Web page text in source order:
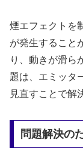
煙エフェクトを
が発生すること
り、動きが滑ら
題は、エミッタ
見直すことで解
問題解決の